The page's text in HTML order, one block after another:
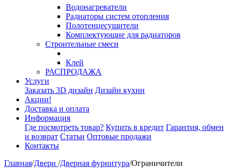
Водонагреватели
Радиаторы систем отопления
Полотенцесушители
Комплектующие для радиаторов
Строительные смеси
Клей
РАСПРОДАЖА
Услуги
Заказать 3D дизайн Дизайн кухни
Акции!
Доставка и оплата
Информация
Где посмотреть товар? Купить в кредит Гарантия, обмен
и возврат Статьи Оптовые продажи
Контакты
Главная/Двери /Дверная фурнитура/Ограничители